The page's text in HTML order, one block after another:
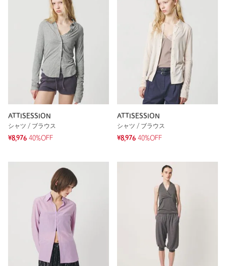
ATTISESSION
シャツ / ブラウス
¥8,976 40%OFF
ATTISESSION
シャツ / ブラウス
¥8,976 40%OFF